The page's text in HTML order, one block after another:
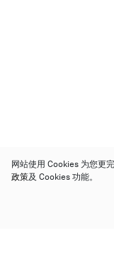
网站使用 Cookies 为您更
政策及 Cookies 功能。